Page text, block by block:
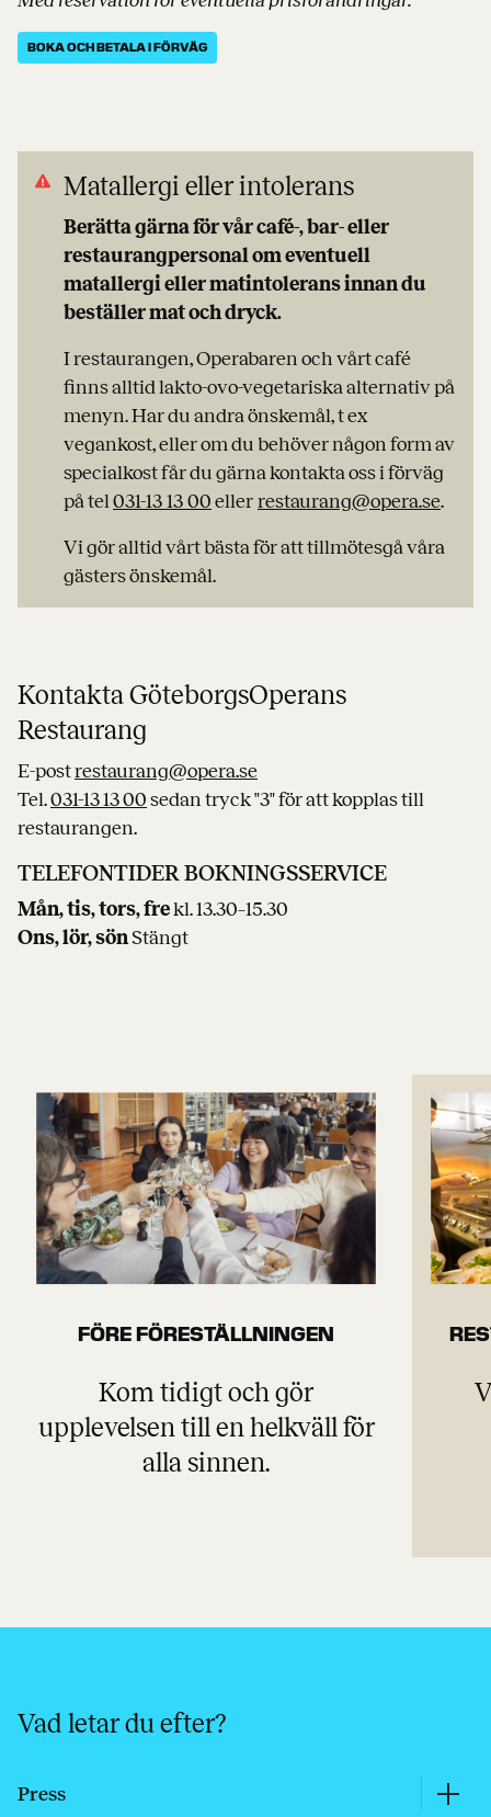
BOKA OCH BETALA I FÖRVÄG
Matallergi eller intolerans
Berätta gärna för vår café-, bar- eller
restaurangpersonal om eventuell
matallergi eller matintolerans innan du
beställer mat och dryck.
I restaurangen, Operabaren och vårt café
finns alltid lakto-ovo-vegetariska alternativ på
menyn. Har du andra önskemål, t ex
vegankost, eller om du behöver någon form av
specialkost får du gärna kontakta oss i förväg
på tel031-13 13 00 eller restaurang@opera.se.
Vi gör alltid vårt bästa för att tillmötesgå våra
gästers önskemål.
Kontakta GöteborgsOperans
Restaurang
E-postrestaurang@opera.se
Tel.031-13 13 00 sedan tryck "3" för att kopplas till
restaurangen.
TELEFONTIDER BOKNINGSSERVICE
Mån, tis, tors, frekl. 13.30–15.30
Ons, lör, sönStängt
FÖRE FÖRESTÄLLNINGEN
Kom tidigt och gör
upplevelsen till en helkväll för
alla sinnen.
Vad letar du efter?
Press